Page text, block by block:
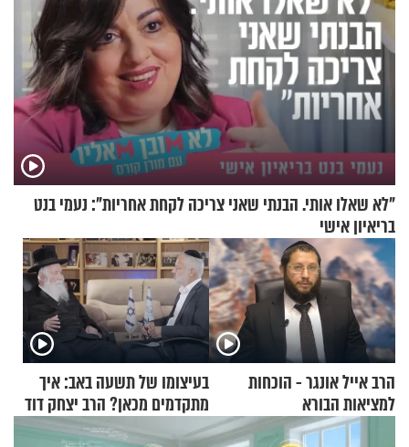
"לא שאלו אותי. הבנתי שאני צריכה לקחת אחריות": נעמי בנט
בריאיון אישי
הרב אייל אונגר - הוכחות
למציאות הבורא
בעיצומו של תשעה באב: איך
מתקדמים מכאן? הרב יצחק דוד
גרוסמן בשיחה מיוחדת